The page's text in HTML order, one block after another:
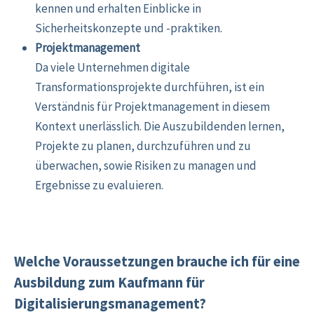
kennen und erhalten Einblicke in
Sicherheitskonzepte und -praktiken.
Projektmanagement
Da viele Unternehmen digitale
Transformationsprojekte durchführen, ist ein
Verständnis für Projektmanagement in diesem
Kontext unerlässlich. Die Auszubildenden lernen,
Projekte zu planen, durchzuführen und zu
überwachen, sowie Risiken zu managen und
Ergebnisse zu evaluieren.
Welche Voraussetzungen brauche ich für eine
Ausbildung zum Kaufmann für
Digitalisierungsmanagement?